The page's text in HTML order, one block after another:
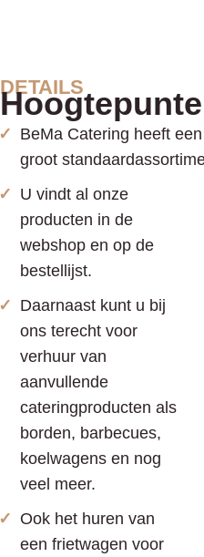
DETAILS
BeMa Catering heeft een
groot
U vindt al onze
producten in de
webshop en op de
bestellijst.
Daarnaast kunt u bij
ons terecht voor
verhuur van
aanvullende
cateringproducten als
borden, barbecues,
koelwagens en nog
veel meer.
Ook het huren van
een frietwagen voor